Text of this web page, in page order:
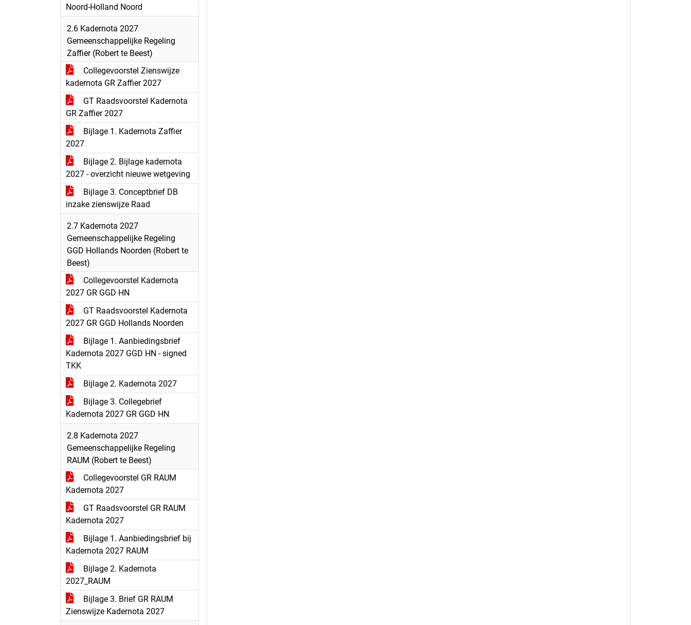
Noord-Holland Noord
2.6 Kadernota 2027
Gemeenschappelijke Regeling
Zaffier (Robert te Beest)
Collegevoorstel Zienswijze
kadernota GR Zaffier 2027
GT Raadsvoorstel Kadernota
GR Zaffier 2027
Bijlage 1. Kadernota Zaffier
2027
Bijlage 2. Bijlage kadernota
2027 - overzicht nieuwe wetgeving
Bijlage 3. Conceptbrief DB
inzake zienswijze Raad
2.7 Kadernota 2027
Gemeenschappelijke Regeling
GGD Hollands Noorden (Robert te
Beest)
Collegevoorstel Kadernota
2027 GR GGD HN
GT Raadsvoorstel Kadernota
2027 GR GGD Hollands Noorden
Bijlage 1. Aanbiedingsbrief
Kadernota 2027 GGD HN - signed
TKK
Bijlage 2. Kadernota 2027
Bijlage 3. Collegebrief
Kadernota 2027 GR GGD HN
2.8 Kadernota 2027
Gemeenschappelijke Regeling
RAUM (Robert te Beest)
Collegevoorstel GR RAUM
Kadernota 2027
GT Raadsvoorstel GR RAUM
Kadernota 2027
Bijlage 1. Aanbiedingsbrief bij
Kadernota 2027 RAUM
Bijlage 2. Kadernota
2027_RAUM
Bijlage 3. Brief GR RAUM
Zienswijze Kadernota 2027